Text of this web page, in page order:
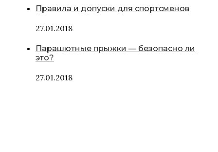
Правила и допуски для спортсменов
27.01.2018
Парашютные прыжки — безопасно ли
это?
27.01.2018